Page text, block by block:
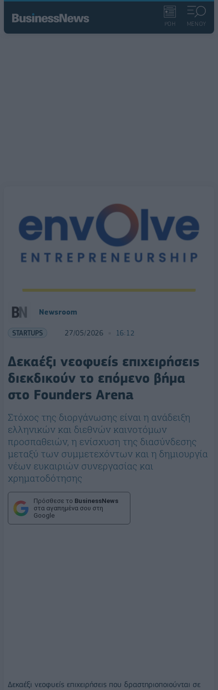
ΡΟΗ ΜΕΝΟΥ
Newsroom
STARTUPS 27/05/2026 16:12
Δεκαέξι νεοφυείς επιχειρήσεις
διεκδικούν το επόμενο βήμα
στο Founders Arena
Στόχος της διοργάνωσης είναι η ανάδειξη
ελληνικών και διεθνών καινοτόμων
προσπαθειών, η ενίσχυση της διασύνδεσης
μεταξύ των συμμετεχόντων και η δημιουργία
νέων ευκαιριών συνεργασίας και
χρηματοδότησης
Πρόσθεσε το BusinessNews
στα αγαπημένα σου στη
Google
Δεκαέξι νεοφυείς επιχειρήσεις που δραστηριοποιούνται σε